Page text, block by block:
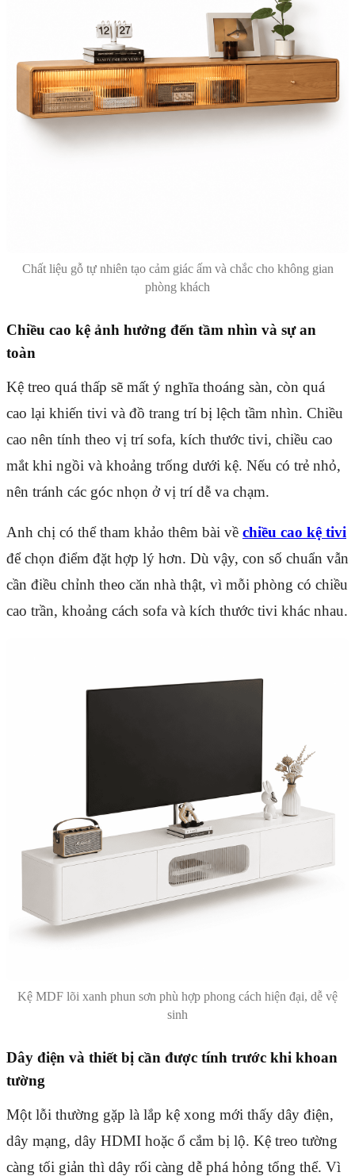
Chất liệu gỗ tự nhiên tạo cảm giác ấm và chắc cho không gian
phòng khách
Chiều cao kệ ảnh hưởng đến tầm nhìn và sự an
toàn
Kệ treo quá thấp sẽ mất ý nghĩa thoáng sàn, còn quá
cao lại khiến tivi và đồ trang trí bị lệch tầm nhìn. Chiều
cao nên tính theo vị trí sofa, kích thước tivi, chiều cao
mắt khi ngồi và khoảng trống dưới kệ. Nếu có trẻ nhỏ,
nên tránh các góc nhọn ở vị trí dễ va chạm.
Anh chị có thể tham khảo thêm bài về chiều cao kệ tivi
để chọn điểm đặt hợp lý hơn. Dù vậy, con số chuẩn vẫn
cần điều chỉnh theo căn nhà thật, vì mỗi phòng có chiều
cao trần, khoảng cách sofa và kích thước tivi khác nhau.
Kệ MDF lõi xanh phun sơn phù hợp phong cách hiện đại, dễ vệ
sinh
Dây điện và thiết bị cần được tính trước khi khoan
tường
Một lỗi thường gặp là lắp kệ xong mới thấy dây điện,
dây mạng, dây HDMI hoặc ổ cắm bị lộ. Kệ treo tường
càng tối giản thì dây rối càng dễ phá hỏng tổng thể. Vì